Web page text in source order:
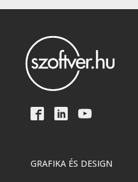
GRAFIKA ÉS DESIGN